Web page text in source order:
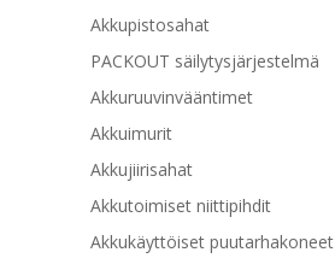
Akkupistosahat
PACKOUT säilytysjärjestelmä
Akkuruuvinvääntimet
Akkuimurit
Akkujiirisahat
Akkutoimiset niittipihdit
Akkukäyttöiset puutarhakoneet